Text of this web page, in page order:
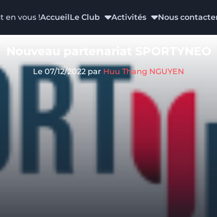
en vous !AccueilLe Club Activités Nous
Le 07/12/2022 par Huu Thang NGUYEN